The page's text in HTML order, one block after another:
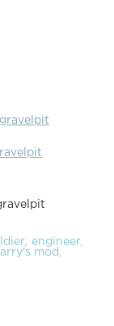
gravelpit
engineer
mod